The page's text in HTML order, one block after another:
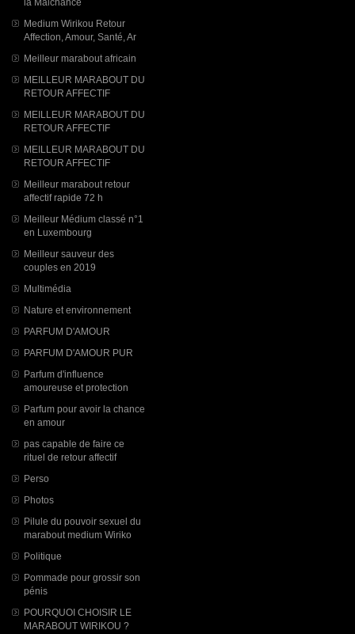
Medium Wirikou Retour
Affection, Amour, Santé, Ar
Meilleur marabout africain
MEILLEUR MARABOUT DU
RETOUR AFFECTIF
MEILLEUR MARABOUT DU
RETOUR AFFECTIF
MEILLEUR MARABOUT DU
RETOUR AFFECTIF
Meilleur marabout retour
affectif rapide 72 h
Meilleur Médium classé n°1
en Luxembourg
Meilleur sauveur des
couples en 2019
Multimédia
Nature et environnement
PARFUM D'AMOUR
PARFUM D'AMOUR PUR
Parfum d'influence
amoureuse et protection
Parfum pour avoir la chance
en amour
pas capable de faire ce
rituel de retour affectif
Perso
Photos
Pilule du pouvoir sexuel du
marabout medium Wiriko
Politique
Pommade pour grossir son
pénis
POURQUOI CHOISIR LE
MARABOUT WIRIKOU ?